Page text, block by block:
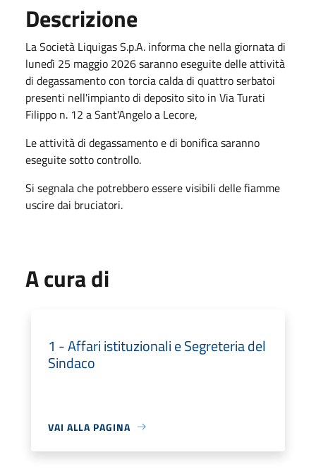
Descrizione
La Società Liquigas S.p.A. informa che nella giornata di
lunedì 25 maggio 2026 saranno eseguite delle attività
di degassamento con torcia calda di quattro serbatoi
presenti nell'impianto di deposito sito in Via Turati
Filippo n. 12 a Sant'Angelo a Lecore,
Le attività di degassamento e di bonifica saranno
eseguite sotto controllo.
Si segnala che potrebbero essere visibili delle fiamme
uscire dai bruciatori.
A cura di
1 - Affari istituzionali e Segreteria del
Sindaco
VAI ALLA PAGINA